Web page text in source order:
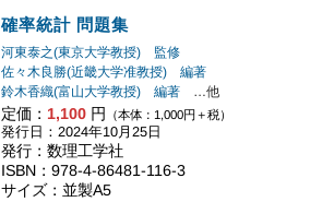
確率統計 問題集
河東泰之(東京大学教授) 監修
佐々木良勝(近畿大学准教授) 編著
鈴木香織(富山大学教授) 編著…他
定価： 1,100円 （本体：1,000円＋税）
発行日：2024年10月25日
発行：数理工学社
ISBN：978-4-86481-116-3
サイズ：並製A5